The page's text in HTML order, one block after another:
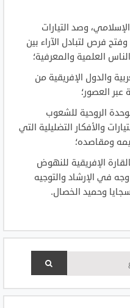
وصد التيارات
فرص لتبادل الآراء بين
العلمية والمعرفية؛
والدول الإفريقية من
عبر العصور؛
الروحية للشعوب
والأفكار التضليلية التي
ومقاصده؛
الإفريقية للنهوض
في الإرشاد والتوجيه
وحميد الخصال.